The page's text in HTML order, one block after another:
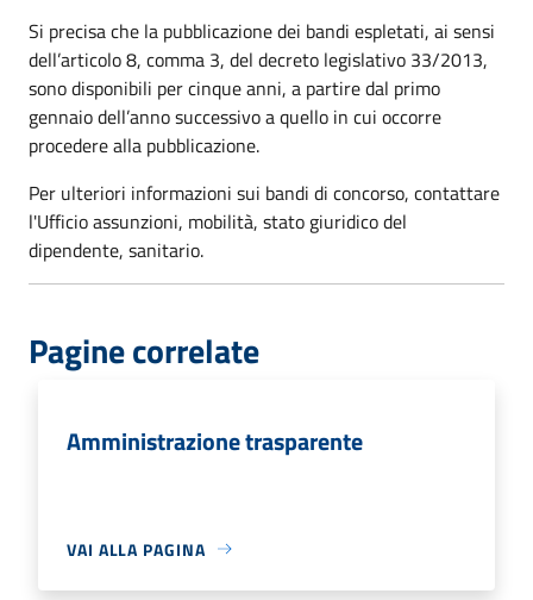
Si precisa che la pubblicazione dei bandi espletati, ai sensi
dell’articolo 8, comma 3, del decreto legislativo 33/2013,
sono disponibili per cinque anni, a partire dal primo
gennaio dell’anno successivo a quello in cui occorre
procedere alla pubblicazione.
Per ulteriori informazioni sui bandi di concorso, contattare
l'Ufficio assunzioni, mobilità, stato giuridico del
dipendente, sanitario.
Pagine correlate
Amministrazione trasparente
VAI ALLA PAGINA